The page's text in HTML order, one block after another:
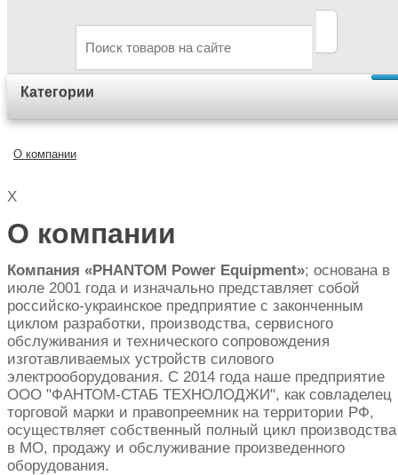
Категории
О компании
X
О компании
Компания «PHANTOM Power Equipment»; основана в
июле 2001 года и изначально представляет собой
российско-украинское предприятие с законченным
циклом разработки, производства, сервисного
обслуживания и технического сопровождения
изготавливаемых устройств силового
электрооборудования. С 2014 года наше предприятие
ООО "ФАНТОМ-СТАБ ТЕХНОЛОДЖИ", как совладелец
торговой марки и правопреемник на территории РФ,
осуществляет собственный полный цикл производства
в МО, продажу и обслуживание произведенного
оборудования.